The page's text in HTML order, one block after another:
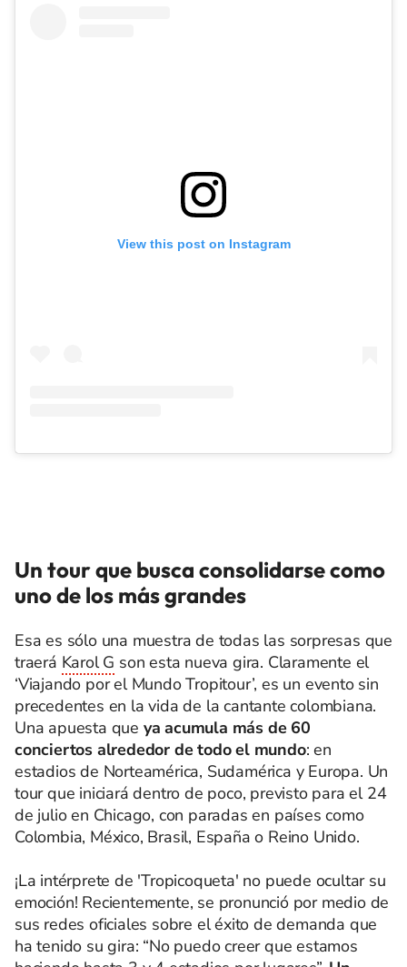
View this post on Instagram
Un tour que busca consolidarse como
uno de los más grandes
Esa es sólo una muestra de todas las sorpresas que
traerá Karol G son esta nueva gira. Claramente el
‘Viajando por el Mundo Tropitour’, es un evento sin
precedentes en la vida de la cantante colombiana.
Una apuesta que ya acumula más de 60
conciertos alrededor de todo el mundo: en
estadios de Norteamérica, Sudamérica y Europa. Un
tour que iniciará dentro de poco, previsto para el 24
de julio en Chicago, con paradas en países como
Colombia, México, Brasil, España o Reino Unido.
¡La intérprete de 'Tropicoqueta' no puede ocultar su
emoción! Recientemente, se pronunció por medio de
sus redes oficiales sobre el éxito de demanda que
ha tenido su gira: “No puedo creer que estamos